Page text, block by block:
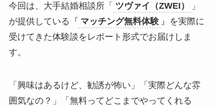
今回は、大手結婚相談所「 ツヴァイ（ZWEI）
」
が提供している『 マッチング無料体験 』を実際に
受けてきた体験談をレポート形式でお届けしま
す。
「興味はあるけど、勧誘が怖い」「実際どんな雰
囲気なの？」「無料ってどこまでやってくれる